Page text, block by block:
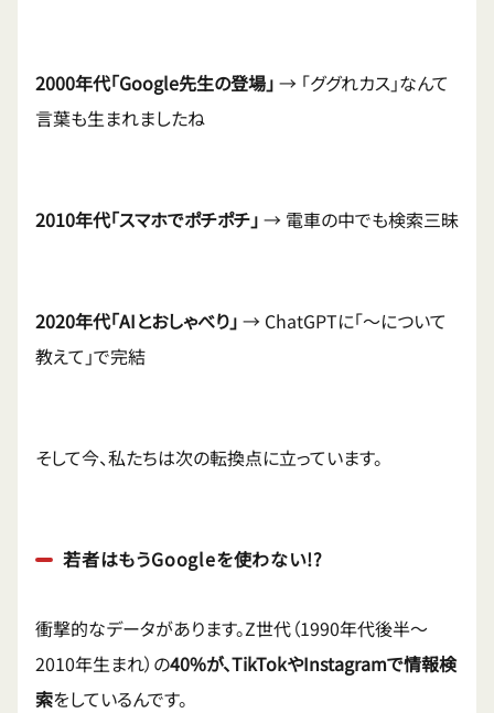
2000年代「Google先生の登場」 → 「ググれカス」なんて
言葉も生まれましたね
2010年代「スマホでポチポチ」 → 電車の中でも検索三昧
2020年代「AIとおしゃべり」 → ChatGPTに「〜について
教えて」で完結
そして今、私たちは次の転換点に立っています。
若者はもうGoogleを使わない!?
衝撃的なデータがあります。Z世代（1990年代後半〜
2010年生まれ）の40%が、TikTokやInstagramで情報検
索をしているんです。